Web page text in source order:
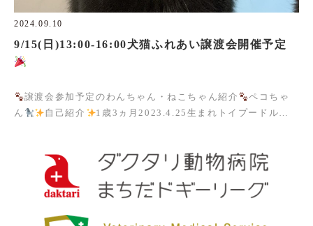
2024.09.10
9/15(日)13:00-16:00犬猫ふれあい譲渡会開催予定
譲渡会参加予定のわんちゃん・ねこちゃん紹介
ペコちゃ
ん
自己紹介 1歳3ヵ月2023.4.25生まれトイプードル…